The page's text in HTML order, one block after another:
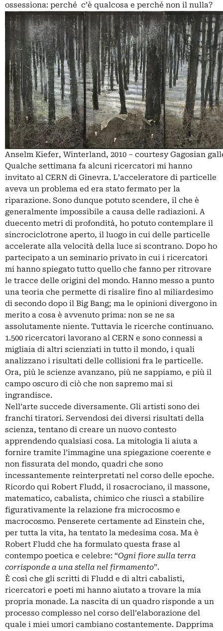
ossessiona: perché c’è qualcosa e perché non il nulla?
Anselm Kiefer, Winterland, 2010 – courtesy Gagosian
Qualche settimana fa alcuni ricercatori mi hanno
invitato al CERN di Ginevra. L’acceleratore di particelle
aveva un problema ed era stato fermato per la
riparazione. Sono dunque potuto scendere, il che è
generalmente impossibile a causa delle radiazioni. A
duecento metri di profondità, ho potuto contemplare il
sincrociclotrone aperto, il luogo in cui delle particelle
accelerate alla velocità della luce si scontrano. Dopo ho
partecipato a un seminario privato in cui i ricercatori
mi hanno spiegato tutto quello che fanno per ritrovare
le tracce delle origini del mondo. Hanno messo a punto
una teoria che permette di risalire fino al miliardesimo
di secondo dopo il Big Bang; ma le opinioni divergono in
merito a cosa è avvenuto prima: non se ne sa
assolutamente niente. Tuttavia le ricerche continuano.
1.500 ricercatori lavorano al CERN e sono connessi a
migliaia di altri scienziati in tutto il mondo, i quali
analizzano i risultati delle collisioni fra le particelle.
Ora, più le scienze avanzano, più ne sappiamo, e più il
campo oscuro di ciò che non sapremo mai si
ingrandisce.
Nell’arte succede diversamente. Gli artisti sono dei
franchi tiratori. Servendosi dei diversi risultati della
scienza, tentano di creare un nuovo contesto
apprendendo qualsiasi cosa. La mitologia li aiuta a
fornire tramite l’immagine una spiegazione coerente e
non fissurata del mondo, quadri che sono
incessantemente reinterpretati nel corso delle epoche.
Ricordo qui Robert Fludd, il rosacrociano, il massone,
matematico, cabalista, chimico che riuscì a stabilire
figurativamente la relazione fra microcosmo e
macrocosmo. Penserete certamente ad Einstein che,
per tutta la vita, ha tentato la medesima cosa. Ma è
Robert Fludd che ha formulato questa frase al
contempo poetica e celebre: “Ogni fiore sulla terra
corrisponde a una stella nel firmamento”.
È così che gli scritti di Fludd e di altri cabalisti,
ricercatori e poeti mi hanno aiutato a trovare la mia
propria monade. La nascita di un quadro risponde a un
processo complesso nel corso dell’elaborazione del
quale i miei umori cambiano costantemente. Dapprima